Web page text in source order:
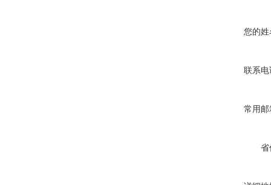
您的姓
联系电
常用邮
省